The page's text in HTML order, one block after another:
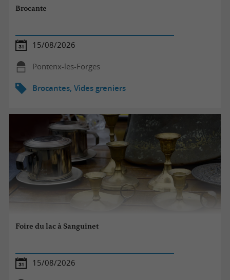
Brocante
15/08/2026
Pontenx-les-Forges
Brocantes, Vides greniers
Foire du lac à Sanguinet
15/08/2026